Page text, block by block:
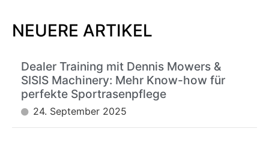
NEUERE ARTIKEL
Dealer Training mit Dennis Mowers &
SISIS Machinery: Mehr Know-how für
perfekte Sportrasenpflege
24. September 2025